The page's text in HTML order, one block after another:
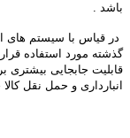
باشد .
در قیاس با سیستم های
گذشته مورد استفاده
قابلیت جابجایی بیشتری
انبارداری و حمل نقل